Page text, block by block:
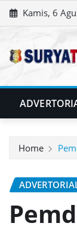
Skip
to
Kamis, 6
Home